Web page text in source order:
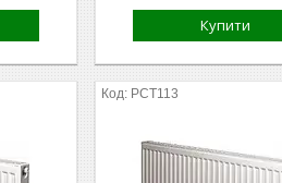
Купити
РСТ113